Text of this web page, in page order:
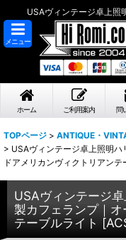
USAヴィンテージ卓上照
メニュー
ホーム ご利用案内 問
TOPページ > ANTIQUE・
> USAヴィンテージ卓上照明
ドアメリカンヴィクトリアンテ
USAヴィンテージ
製カフェランプ｜
テーブルライト [